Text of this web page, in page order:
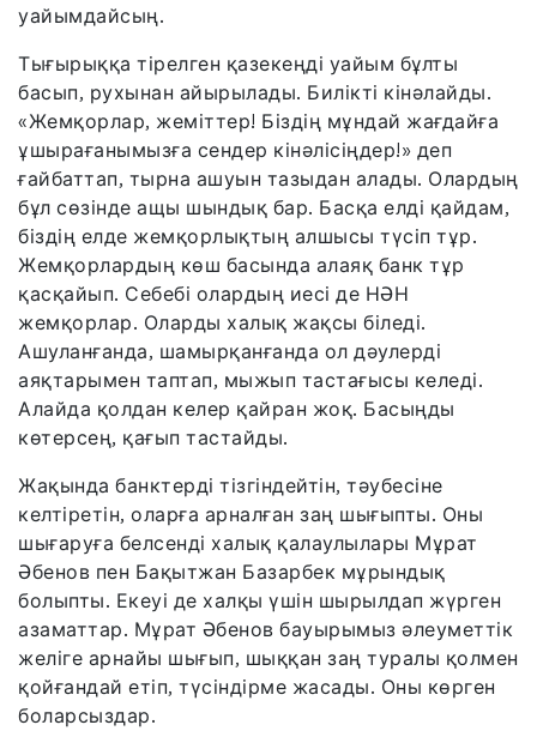
уайымдайсың.
Тығырыққа тірелген қазекеңді уайым бұлты
басып, рухынан айырылады. Билікті кінәлайды.
«Жемқорлар, жеміттер! Біздің мұндай жағдайға
ұшырағанымызға сендер кінәлісіңдер!» деп
ғайбаттап, тырна ашуын тазыдан алады. Олардың
бұл сөзінде ащы шындық бар. Басқа елді қайдам,
біздің елде жемқорлықтың алшысы түсіп тұр.
Жемқорлардың көш басында алаяқ банк тұр
қасқайып. Себебі олардың иесі де НӘН
жемқорлар. Оларды халық жақсы біледі.
Ашуланғанда, шамырқанғанда ол дәулерді
аяқтарымен таптап, мыжып тастағысы келеді.
Алайда қолдан келер қайран жоқ. Басыңды
көтерсең, қағып тастайды.
Жақында банктерді тізгіндейтін, тәубесіне
келтіретін, оларға арналған заң шығыпты. Оны
шығаруға белсенді халық қалаулылары Мұрат
Әбенов пен Бақытжан Базарбек мұрындық
болыпты. Екеуі де халқы үшін шырылдап жүрген
азаматтар. Мұрат Әбенов бауырымыз әлеуметтік
желіге арнайы шығып, шыққан заң туралы қолмен
қойғандай етіп, түсіндірме жасады. Оны көрген
боларсыздар.